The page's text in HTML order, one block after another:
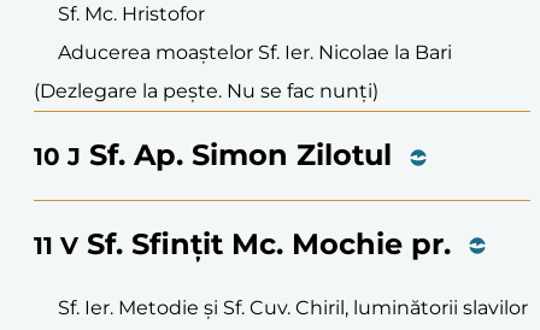
Sf. Mc. Hristofor
Aducerea moaștelor Sf. Ier. Nicolae la Bari
(Dezlegare la pește. Nu se fac nunți)
10 J Sf. Ap. Simon Zilotul
11 V Sf. Sfințit Mc. Mochie pr.
Sf. Ier. Metodie și Sf. Cuv. Chiril, luminătorii slavilor